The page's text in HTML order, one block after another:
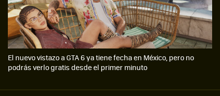
El nuevo vistazo a GTA 6 ya tiene fecha en México, pero no
podrás verlo gratis desde el primer minuto